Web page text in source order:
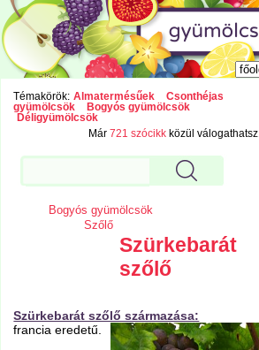
Témakörök: Almatermésűek
Csonthéjas
gyümölcsök
Bogyós gyümölcsök
Déligyümölcsök
Már721 szócikk közül válogathatsz.
Bogyós gyümölcsök
Szőlő
Szürkebarát
szőlő
Szürkebarát szőlő származása:
francia eredetű.